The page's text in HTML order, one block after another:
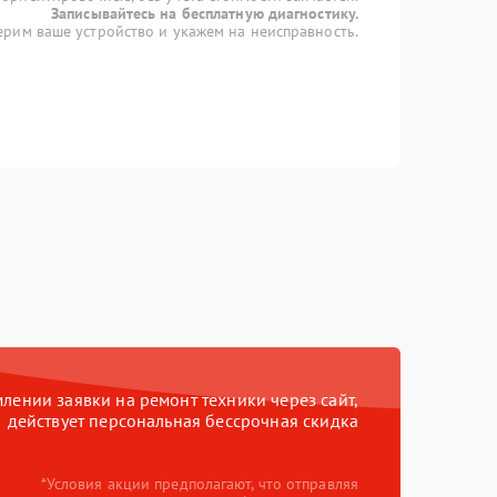
Записывайтесь на бесплатную диагностику.
ваше устройство и укажем на неисправность.
заявки на ремонт техники через сайт,
действует персональная бессрочная скидка
*Условия акции предполагают, что отправляя